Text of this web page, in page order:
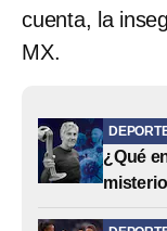
cuenta, la
MX.
¿Qué